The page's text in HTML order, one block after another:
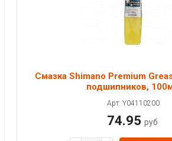
Смазка Shimano Premium
подшипников,
Арт: Y04110200
74.95 руб